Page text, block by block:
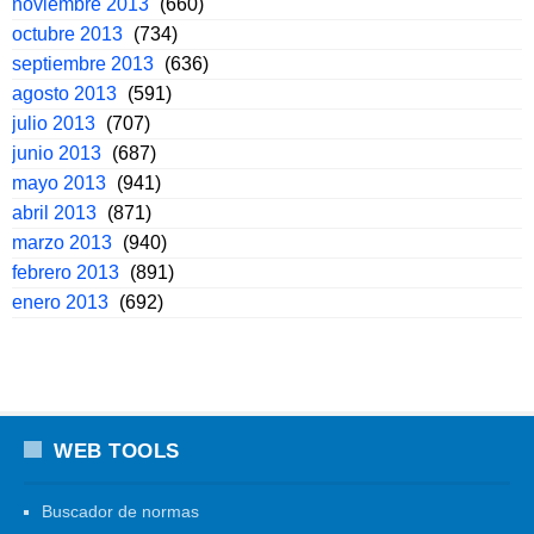
noviembre 2013 (660)
octubre 2013 (734)
septiembre 2013 (636)
agosto 2013 (591)
julio 2013 (707)
junio 2013 (687)
mayo 2013 (941)
abril 2013 (871)
marzo 2013 (940)
febrero 2013 (891)
enero 2013 (692)
WEB TOOLS
Buscador de normas